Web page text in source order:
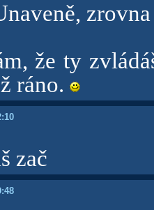
že ty
ráno.
zač